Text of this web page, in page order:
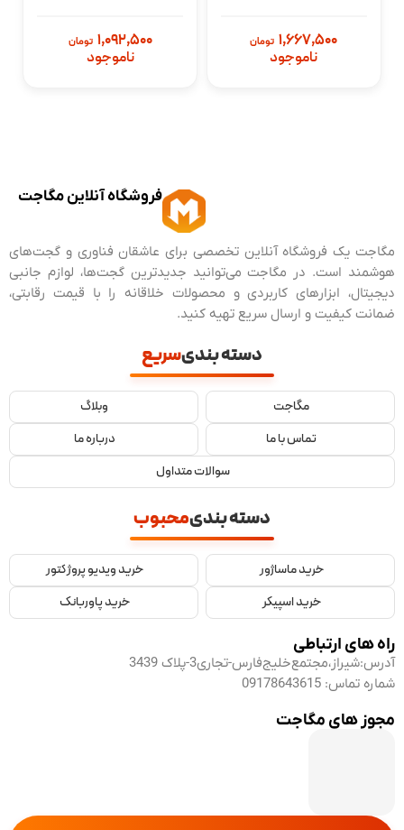
ناموجود
1,667,500 تومان
ناموجود
1,092,500 تومان
فروشگاه آنلاین مگاجت
مگاجت یک فروشگاه آنلاین تخصصی برای عاشقان فناوری و گجت‌های
هوشمند است. در مگاجت می‌توانید جدیدترین گجت‌ها، لوازم جانبی
دیجیتال، ابزارهای کاربردی و محصولات خلاقانه را با قیمت رقابتی،
ضمانت کیفیت و ارسال سریع تهیه کنید.
دسته بندیسریع
مگاجت
وبلاگ
تماس با ما
درباره ما
سوالات متداول
دسته بندیمحبوب
خرید ماساژور
خرید ویدیو پروژکتور
خرید اسپیکر
خرید پاوربانک
راه های ارتباطی
آدرس:شیراز،مجتمع‌خلیج‌فارس-تجاری3-پلاک 3439
شماره تماس: 09178643615
مجوز های مگاجت